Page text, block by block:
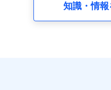
の内容、保険料、保険料
走行距離などの情報、建
知識・情